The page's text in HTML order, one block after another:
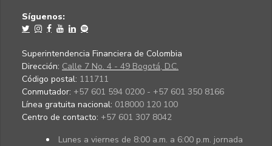
Síguenos:
Superintendencia Financiera de Colombia
Dirección: Calle 7 No. 4 - 49 Bogotá, D.C.
Código postal: 111711
Conmutador: +57 601 594 0200 - +57 601 350 8166
Línea gratuita nacional: 018000 120 100
Centro de contacto: +57 601 307 8042
Lunes a viernes de 8:00 a.m. a 6:00 p.m. jornada